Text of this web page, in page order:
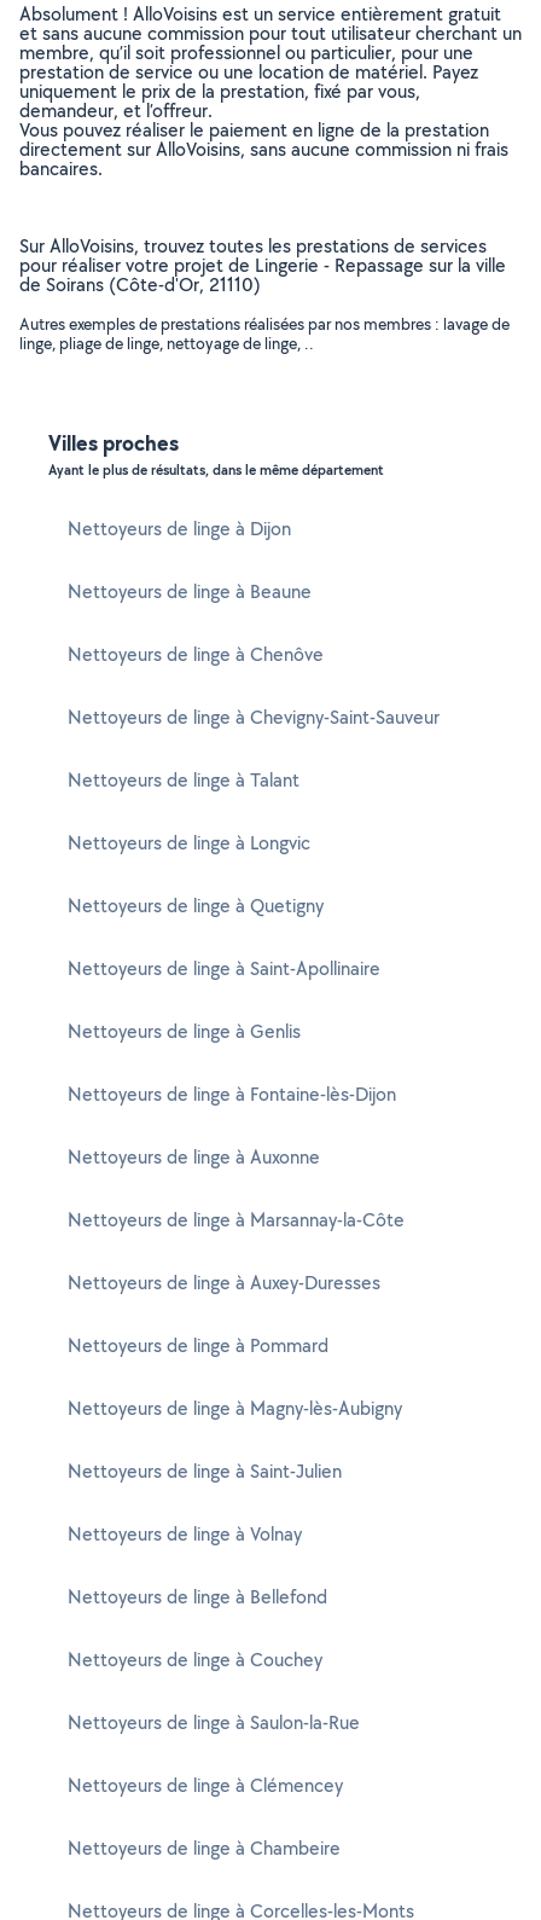
Absolument ! AlloVoisins est un service entièrement gratuit
et sans aucune commission pour tout utilisateur cherchant un
membre, qu’il soit professionnel ou particulier, pour une
prestation de service ou une location de matériel. Payez
uniquement le prix de la prestation, fixé par vous,
demandeur, et l’offreur.
Vous pouvez réaliser le paiement en ligne de la prestation
directement sur AlloVoisins, sans aucune commission ni frais
bancaires.
Sur AlloVoisins, trouvez toutes les prestations de services
pour réaliser votre projet de Lingerie - Repassage sur la ville
de Soirans (Côte-d'Or, 21110)
Autres exemples de prestations réalisées par nos membres : lavage de
linge, pliage de linge, nettoyage de linge, ..
Villes proches
Ayant le plus de résultats, dans le même département
Nettoyeurs de linge à Dijon
Nettoyeurs de linge à Beaune
Nettoyeurs de linge à Chenôve
Nettoyeurs de linge à Chevigny-Saint-Sauveur
Nettoyeurs de linge à Talant
Nettoyeurs de linge à Longvic
Nettoyeurs de linge à Quetigny
Nettoyeurs de linge à Saint-Apollinaire
Nettoyeurs de linge à Genlis
Nettoyeurs de linge à Fontaine-lès-Dijon
Nettoyeurs de linge à Auxonne
Nettoyeurs de linge à Marsannay-la-Côte
Nettoyeurs de linge à Auxey-Duresses
Nettoyeurs de linge à Pommard
Nettoyeurs de linge à Magny-lès-Aubigny
Nettoyeurs de linge à Saint-Julien
Nettoyeurs de linge à Volnay
Nettoyeurs de linge à Bellefond
Nettoyeurs de linge à Couchey
Nettoyeurs de linge à Saulon-la-Rue
Nettoyeurs de linge à Clémencey
Nettoyeurs de linge à Chambeire
Nettoyeurs de linge à Corcelles-les-Monts